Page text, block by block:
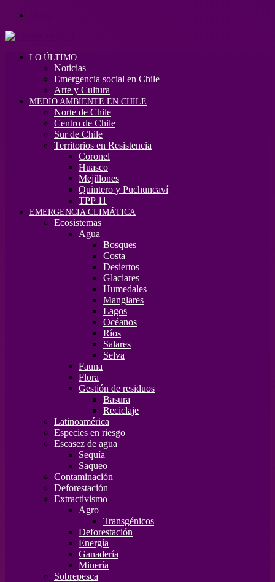
LO ÚLTIMO
Noticias
Emergencia social en Chile
Arte y Cultura
MEDIO AMBIENTE EN CHILE
Norte de Chile
Centro de Chile
Sur de Chile
Territorios en Resistencia
Coronel
Huasco
Mejillones
Quintero y Puchuncaví
TPP 11
EMERGENCIA CLIMÁTICA
Ecosistemas
Agua
Bosques
Costa
Desiertos
Glaciares
Humedales
Manglares
Lagos
Océanos
Ríos
Salares
Selva
Fauna
Flora
Gestión de residuos
Basura
Reciclaje
Latinoamérica
Especies en riesgo
Escasez de agua
Sequía
Saqueo
Contaminación
Deforestación
Extractivismo
Agro
Transgénicos
Deforestación
Energía
Ganadería
Minería
Sobrepesca